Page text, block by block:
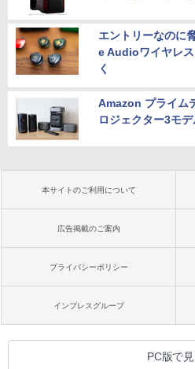
エントリーなのに
e Audioワイヤレ
く
Amazon プライム
ロジェクター3モ
本サイトのご利用について
広告掲載のご案内
プライバシーポリシー
インプレスグループ
PC版で